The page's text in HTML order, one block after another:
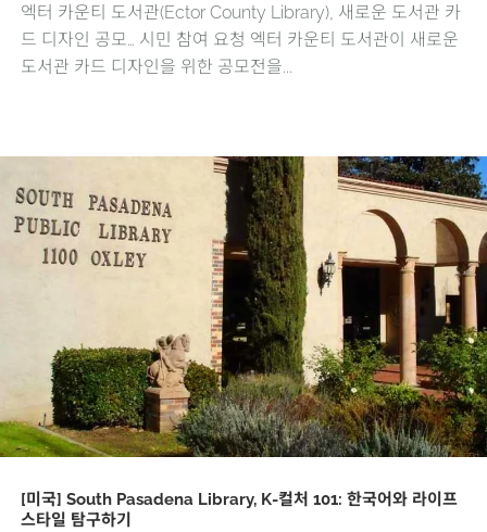
엑터 카운티 도서관(Ector County Library), 새로운 도서관 카
드 디자인 공모… 시민 참여 요청 엑터 카운티 도서관이 새로운
도서관 카드 디자인을 위한 공모전을...
[미국] South Pasadena Library, K-컬처 101: 한국어와 라이프
스타일 탐구하기